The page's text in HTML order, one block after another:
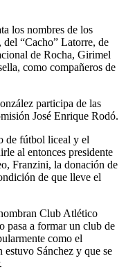
los nombres de los
“Cacho” Latorre, de
de Rocha, Girimel
como compañeros de
participa de las
José Enrique Rodó.
de fútbol liceal y el
al entonces presidente
Franzini, la donación de
de que lleve el
Club Atlético
pasa a formar un club de
como el
Sánchez y que se